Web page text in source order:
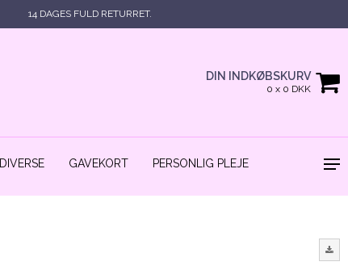
14 DAGES FULD RETURRET.
DIN INDKØBSKURV
0 x 0 DKK
DIVERSE GAVEKORT PERSONLIG PLEJE